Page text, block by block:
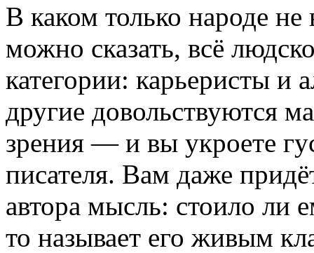
В каком только народе
можно сказать, всё
категории: карьеристы и
другие довольствуются
зрения — и вы укроете
писателя. Вам даже
автора мысль: стоило ли
то называет его живым